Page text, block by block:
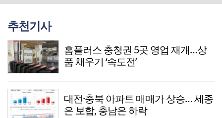
추천기사
홈플러스 충청권 5곳 영업 재개…상
품 채우기 ‘속도전’
대전·충북 아파트 매매가 상승… 세종
은 보합, 충남은 하락